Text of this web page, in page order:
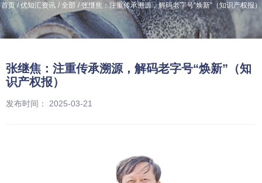
首页 /优知汇资讯 / 全部 / 张继焦：注重传承溯源，解码老字号“焕新”（知识产权报）
张继焦：注重传承溯源，解码老字号“焕新”（知
识产权报）
发布时间： 2025-03-21